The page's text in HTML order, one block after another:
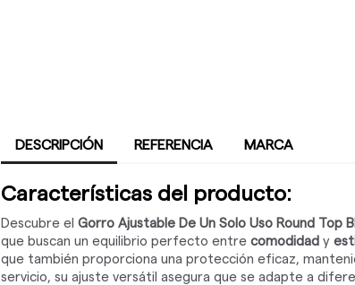
DESCRIPCIÓN REFERENCIA MARCA
Características del producto:
Descubre el Gorro Ajustable De Un Solo Uso Round Top
que buscan un equilibrio perfecto entre comodidad y
que también proporciona una protección eficaz,
servicio, su ajuste versátil asegura que se adapte a